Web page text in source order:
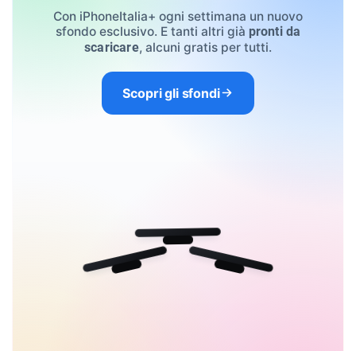
Con iPhoneItalia+ ogni settimana un nuovo
sfondo esclusivo. E tanti altri già pronti da
scaricare, alcuni gratis per tutti.
Scopri gli sfondi